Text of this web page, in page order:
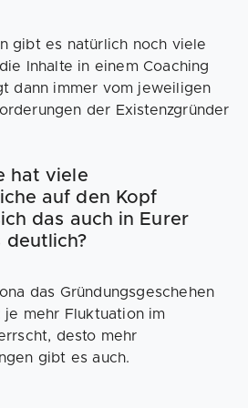
gibt es natürlich noch viele
Inhalte in einem Coaching
dann immer vom jeweiligen
der Existenzgründer
hat viele
auf den Kopf
das auch in Eurer
deutlich?
das Gründungsgeschehen
mehr Fluktuation im
desto mehr
gibt es auch.